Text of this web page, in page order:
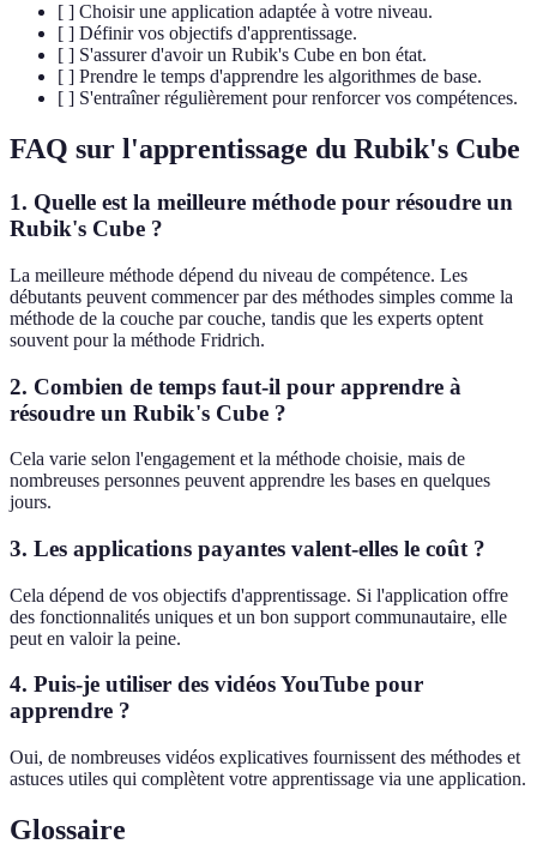
[ ] Choisir une application adaptée à votre niveau.
[ ] Définir vos objectifs d'apprentissage.
[ ] S'assurer d'avoir un Rubik's Cube en bon état.
[ ] Prendre le temps d'apprendre les algorithmes de base.
[ ] S'entraîner régulièrement pour renforcer vos compétences.
FAQ sur l'apprentissage du Rubik's Cube
1. Quelle est la meilleure méthode pour résoudre un
Rubik's Cube ?
La meilleure méthode dépend du niveau de compétence. Les
débutants peuvent commencer par des méthodes simples comme la
méthode de la couche par couche, tandis que les experts optent
souvent pour la méthode Fridrich.
2. Combien de temps faut-il pour apprendre à
résoudre un Rubik's Cube ?
Cela varie selon l'engagement et la méthode choisie, mais de
nombreuses personnes peuvent apprendre les bases en quelques
jours.
3. Les applications payantes valent-elles le coût ?
Cela dépend de vos objectifs d'apprentissage. Si l'application offre
des fonctionnalités uniques et un bon support communautaire, elle
peut en valoir la peine.
4. Puis-je utiliser des vidéos YouTube pour
apprendre ?
Oui, de nombreuses vidéos explicatives fournissent des méthodes et
astuces utiles qui complètent votre apprentissage via une application.
Glossaire